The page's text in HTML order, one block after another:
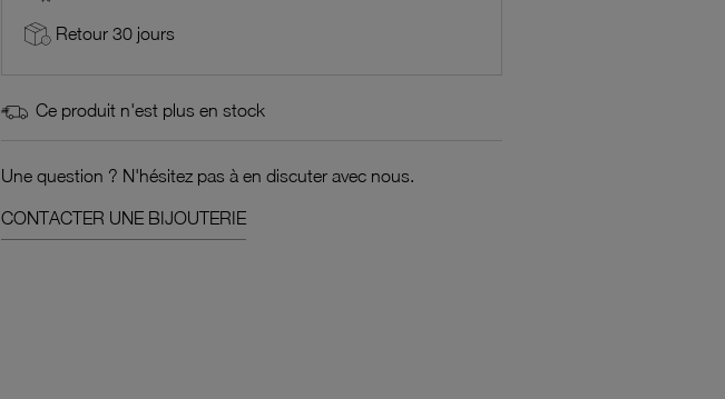
Retour 30 jours
Ce produit n'est plus en stock
Une question ? N'hésitez pas à en discuter avec nous.
CONTACTER UNE BIJOUTERIE